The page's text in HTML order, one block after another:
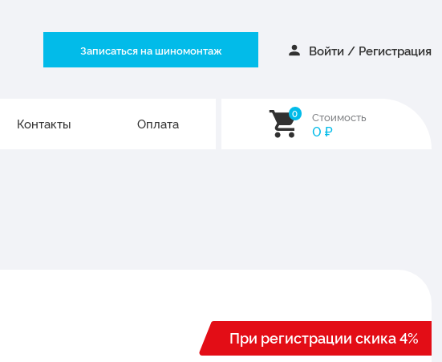
Записаться на шиномонтаж Войти / Регистрация
Контакты Оплата
0 Стоимость
0 ₽
При регистрации скика 4%